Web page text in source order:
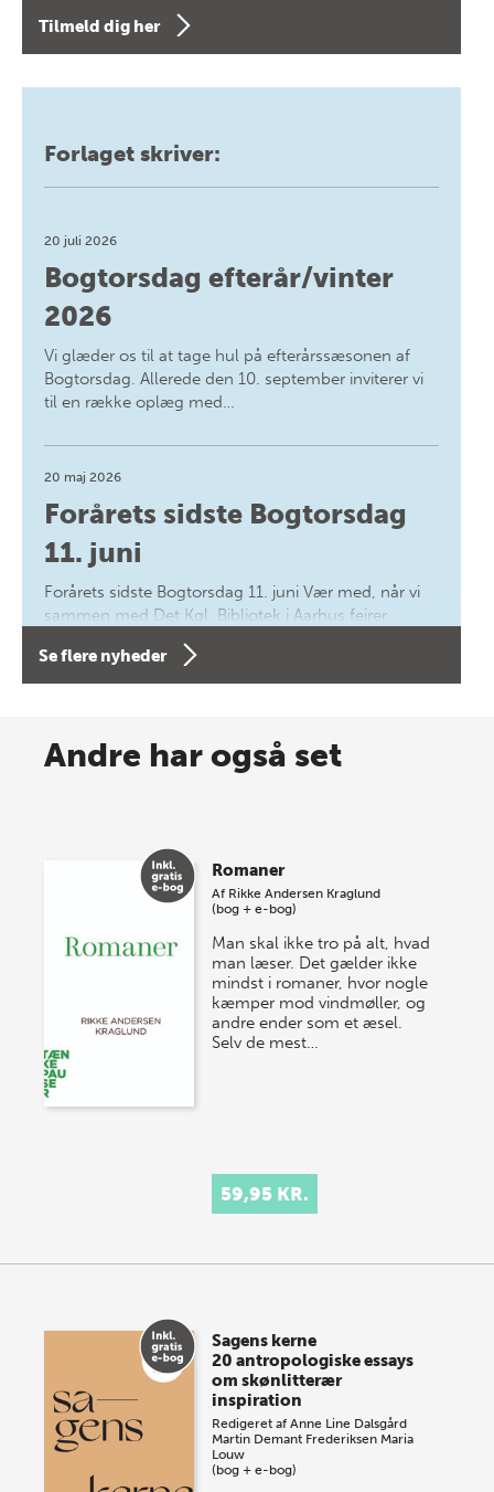
Tilmeld dig her
Forlaget skriver:
20 juli 2026
Bogtorsdag efterår/vinter
2026
Vi glæder os til at tage hul på efterårssæsonen af
Bogtorsdag. Allerede den 10. september inviterer vi
til en række oplæg med…
20 maj 2026
Forårets sidste Bogtorsdag
11. juni
Forårets sidste Bogtorsdag 11. juni Vær med, når vi
sammen med Det Kgl. Bibliotek i Aarhus fejrer
forfatterne bag vores nyes…
Spar op til 70% til sommer-
store sommer-lagersalg, så sæt kryds i kalenderen
onsdag den 10. j…
Se flere nyheder
Andre har også set
Romaner
Af Rikke Andersen Kraglund
(bog + e-bog)
Man skal ikke tro på alt, hvad
man læser. Det gælder ikke
mindst i romaner, hvor nogle
kæmper mod vindmøller, og
andre ender som et æsel.
Selv de mest…
59,95 KR.
Sagens kerne
20 antropologiske essays
om skønlitterær
inspiration
Redigeret afAnne Line Dalsgård
Martin Demant Frederiksen Maria
Louw
(bog + e-bog)